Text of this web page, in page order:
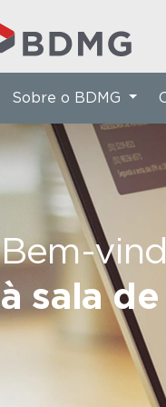
Bem-
à sala
Sobre o BDMG